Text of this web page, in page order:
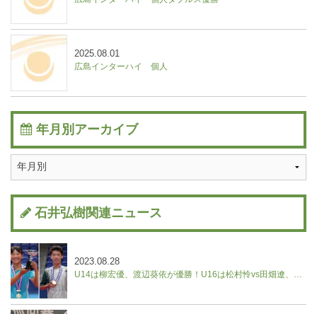
広島インターハイ 個人
2025.08.01
年月別アーカイブ
石井弘樹関連ニュース
U14は柳宏優、渡辺葵依が優勝！U16は松村怜vs田畑遼、野口紗枝vs山本晄の決勝に。【ユニクロ全日本ジュニアテニス選手権】
2023.08.28